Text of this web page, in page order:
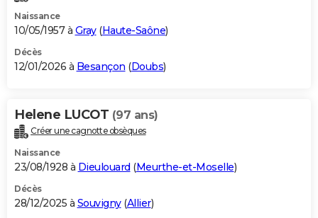
Naissance
10/05/1957 à Gray(Haute-Saône)
Décès
12/01/2026 à Besançon (Doubs)
Helene LUCOT (97 ans)
Créer une cagnotte obsèques
Naissance
23/08/1928 à Dieulouard (Meurthe-et-Moselle)
Décès
28/12/2025 à Souvigny(Allier)